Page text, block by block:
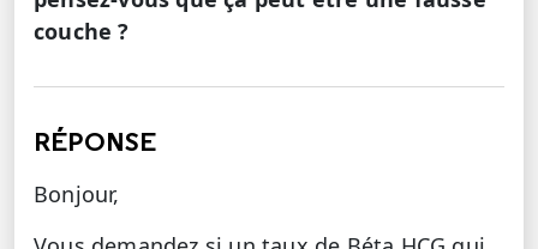
couche ?
RÉPONSE
Bonjour,